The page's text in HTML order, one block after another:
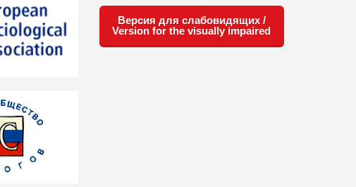
Версия для слабовидящих /
Version for the visually impaired